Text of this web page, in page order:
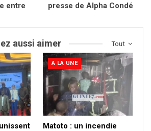
entre
presse de Alpha Condé
Tout
aussi aimer
A LA UNE
Matoto : un incendie